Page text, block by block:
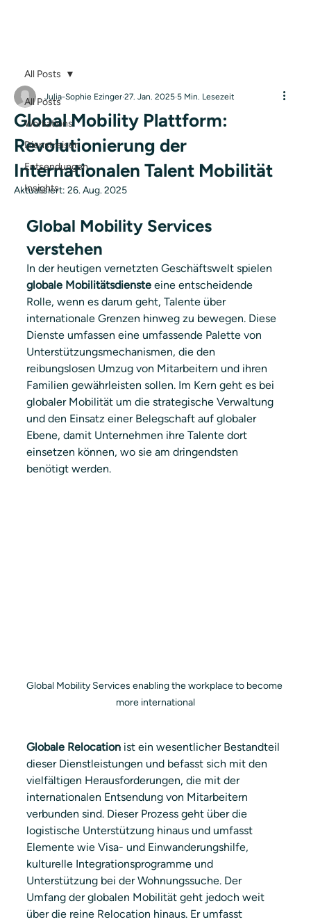
All Posts
Workations
Dienstreisen
Entsendungen
Insights
All Posts
Global Mobility Plattform:
Revolutionierung der
Internationalen Talent Mobilität
Julia-Sophie Ezinger 27. Jan. 2025 5 Min. Lesezeit
Aktualisiert: 26. Aug. 2025
Global Mobility Services
verstehen
In der heutigen vernetzten Geschäftswelt spielen
globale Mobilitätsdienste eine entscheidende
Rolle, wenn es darum geht, Talente über
internationale Grenzen hinweg zu bewegen. Diese
Dienste umfassen eine umfassende Palette von
Unterstützungsmechanismen, die den
reibungslosen Umzug von Mitarbeitern und ihren
Familien gewährleisten sollen. Im Kern geht es bei
globaler Mobilität um die strategische Verwaltung
und den Einsatz einer Belegschaft auf globaler
Ebene, damit Unternehmen ihre Talente dort
einsetzen können, wo sie am dringendsten
benötigt werden.
Global Mobility Services enabling the workplace to become
more international
Globale Relocation ist ein wesentlicher Bestandteil
dieser Dienstleistungen und befasst sich mit den
vielfältigen Herausforderungen, die mit der
internationalen Entsendung von Mitarbeitern
verbunden sind. Dieser Prozess geht über die
logistische Unterstützung hinaus und umfasst
Elemente wie Visa- und Einwanderungshilfe,
kulturelle Integrationsprogramme und
Unterstützung bei der Wohnungssuche. Der
Umfang der globalen Mobilität geht jedoch weit
über die reine Relocation hinaus. Er umfasst